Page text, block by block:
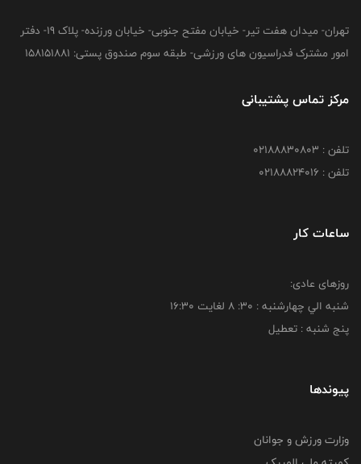
تهران- میدان هفت تیر- خیابان مفتح جنوبی- خیابان ورزنده- پلاک 19- دفتر
امور مشترک فدراسیون های ورزشی- طبقه سوم صندوق پستی: 158151881
مرکز تماس پشتیبانی
تلفن : 02188830803
تلفن : 02188824016
ساعات کار
روزهای عادی:
شنبه الي چهارشنبه : 30: 8 لغايت 16:30
پنج شنبه : تعطیل
پیوندها
وزارت ورزش و جوانان